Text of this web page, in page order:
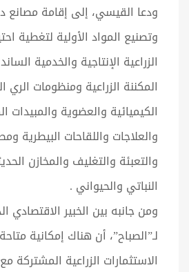
ودعا القيسي، إلى إقامة مصانع
وتصنيع المواد الأولية لتغطية
الزراعية الإنتاجية والخدمية
المكننة الزراعية ومنظومات الري
الكيميائية والعضوية والمبيدات
والعلاجات واللقاحات البيطرية
والتعبئة والتغليف والمخازن
النباتي والحيواني .
ومن جانبه بين الخبير الاقتصادي
لـ”الصباح”، أن هناك إمكانية
الاستثمارات الزراعية المشتركة